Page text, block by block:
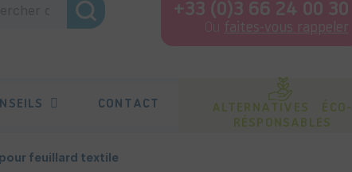
+33 (0)3 66 24 00 30
Ou faites-vous rappeler
CONTACT
ALTERNATIVES ÉCO-
RÉSPONSABLES
feuillard textile